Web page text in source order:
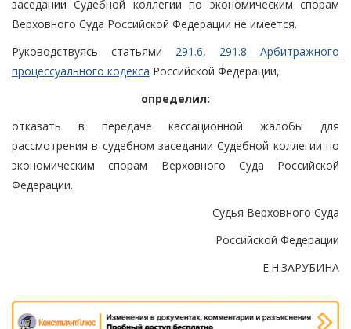
заседании Судебной коллегии по экономическим спорам
Верховного Суда Российской Федерации не имеется.
Руководствуясь статьями 291.6, 291.8 Арбитражного
процессуального кодекса Российской Федерации,
определил:
отказать в передаче кассационной жалобы для
рассмотрения в судебном заседании Судебной коллегии по
экономическим спорам Верховного Суда Российской
Федерации.
Судья Верховного Суда
Российской Федерации
Е.Н.ЗАРУБИНА